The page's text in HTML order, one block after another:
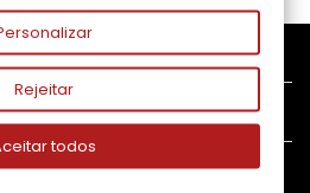



Rejeitar
todos